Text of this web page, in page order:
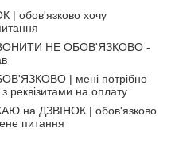
| обов'язково хочу
НЕ ОБОВ'ЯЗКОВО -
| мені потрібно
на оплату
на ДЗВІНОК | обов'язково
питання